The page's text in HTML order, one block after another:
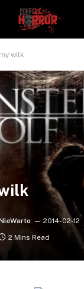
wilk
2014-02-12
2 Mins Read